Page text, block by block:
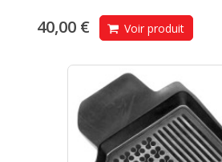
40,00 € Voir produit